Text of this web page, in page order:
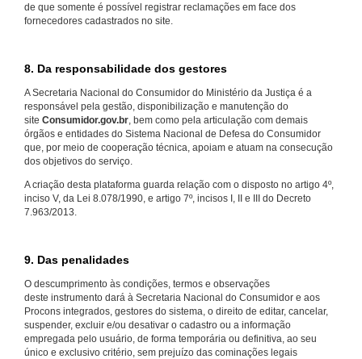
de que somente é possível registrar reclamações em face dos
fornecedores cadastrados no site.
8. Da responsabilidade dos gestores
A Secretaria Nacional do Consumidor do Ministério da Justiça é a
responsável pela gestão, disponibilização e manutenção do
site Consumidor.gov.br, bem como pela articulação com demais
órgãos e entidades do Sistema Nacional de Defesa do Consumidor
que, por meio de cooperação técnica, apoiam e atuam na consecução
dos objetivos do serviço.
A criação desta plataforma guarda relação com o disposto no artigo 4º,
inciso V, da Lei 8.078/1990, e artigo 7º, incisos I, II e III do Decreto
7.963/2013.
9. Das penalidades
O descumprimento às condições, termos e observações
deste instrumento dará à Secretaria Nacional do Consumidor e aos
Procons integrados, gestores do sistema, o direito de editar, cancelar,
suspender, excluir e/ou desativar o cadastro ou a informação
empregada pelo usuário, de forma temporária ou definitiva, ao seu
único e exclusivo critério, sem prejuízo das cominações legais